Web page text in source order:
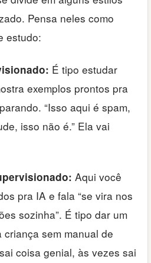
Pensa neles como
estudo:
É tipo estudar
exemplos prontos pra
“Isso aqui é spam,
isso não é.” Ela vai
Aqui você
pra IA e fala “se vira nos
sozinha”. É tipo dar um
sem manual de
coisa genial, às vezes sai